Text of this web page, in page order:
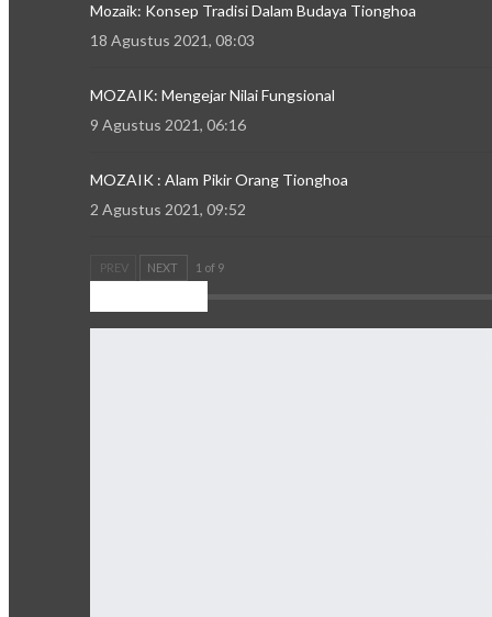
Mozaik: Konsep Tradisi Dalam Budaya Tionghoa
18 Agustus 2021, 08:03
MOZAIK: Mengejar Nilai Fungsional
9 Agustus 2021, 06:16
MOZAIK : Alam Pikir Orang Tionghoa
2 Agustus 2021, 09:52
PREV NEXT 1 of 9